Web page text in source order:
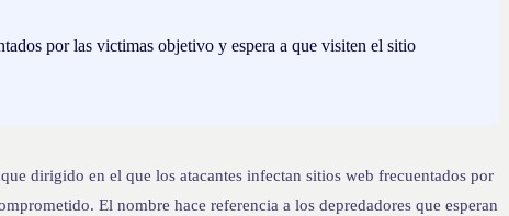
por las victimas objetivo y espera a que visiten el sitio
dirigido en el que los atacantes infectan sitios web frecuentados por
El nombre hace referencia a los depredadores que esperan